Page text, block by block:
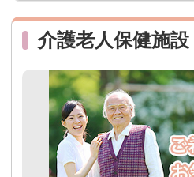
介護老人保健施